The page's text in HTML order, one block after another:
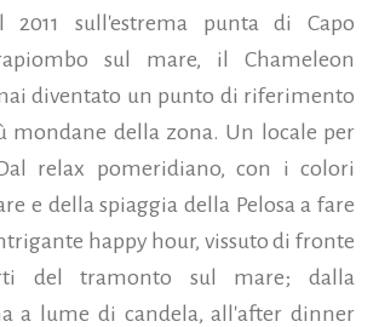
2011 sull'estrema punta di Capo
sul mare, il Chameleon
diventato un punto di riferimento
mondane della zona. Un locale per
relax pomeridiano, con i colori
e della spiaggia della Pelosa a fare
happy hour, vissuto di fronte
del tramonto sul mare; dalla
a lume di candela, all'after dinner